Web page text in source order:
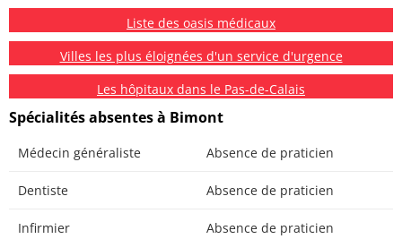
Liste des oasis médicaux
Villes les plus éloignées d'un service d'urgence
Les hôpitaux dans le Pas-de-Calais
Spécialités absentes à Bimont
Médecin généraliste Absence de praticien
Dentiste Absence de praticien
Infirmier Absence de praticien